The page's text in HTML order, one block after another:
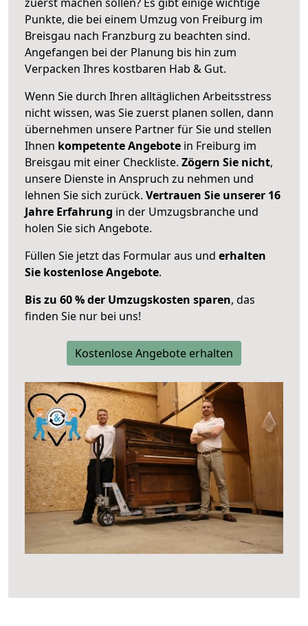
Punkte, die bei einem Umzug von Freiburg im
Breisgau nach Franzburg zu beachten sind.
Angefangen bei der Planung bis hin zum
Verpacken Ihres kostbaren Hab & Gut.
Wenn Sie durch Ihren alltäglichen Arbeitsstress
nicht wissen, was Sie zuerst planen sollen, dann
übernehmen unsere Partner für Sie und stellen
Ihnen kompetente Angebote in Freiburg im
Breisgau mit einer Checkliste. Zögern Sie nicht,
unsere Dienste in Anspruch zu nehmen und
lehnen Sie sich zurück. Vertrauen Sie unserer 16
Jahre Erfahrung in der Umzugsbranche und
holen Sie sich Angebote.
Füllen Sie jetzt das Formular aus und erhalten
Sie kostenlose Angebote.
Bis zu 60 % der Umzugskosten sparen, das
finden Sie nur bei uns!
Kostenlose Angebote erhalten